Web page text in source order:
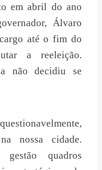
em abril do ano
Álvaro
até o fim do
a reeleição.
não decidiu se
nossa cidade.
quadros